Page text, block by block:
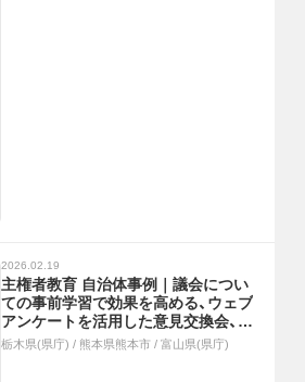
2026.02.19
主権者教育 自治体事例｜議会につい
ての事前学習で効果を高める、ウェブ
アンケートを活用した意見交換会、議
員による高校生への「出前講座」
栃木県(県庁) / 熊本県熊本市 / 富山県(県庁)